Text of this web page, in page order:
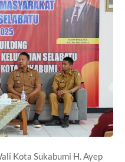
Kota Sukabumi H. Ayep